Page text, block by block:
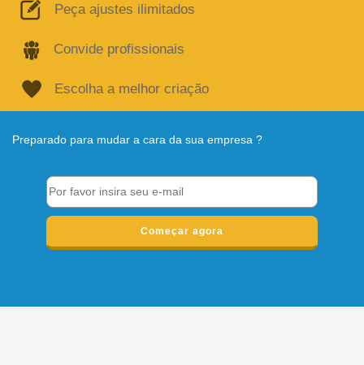
Peça ajustes ilimitados
Convide profissionais
Escolha a melhor criação
Preparado para mudar a cara da sua empresa ?
Começar agora